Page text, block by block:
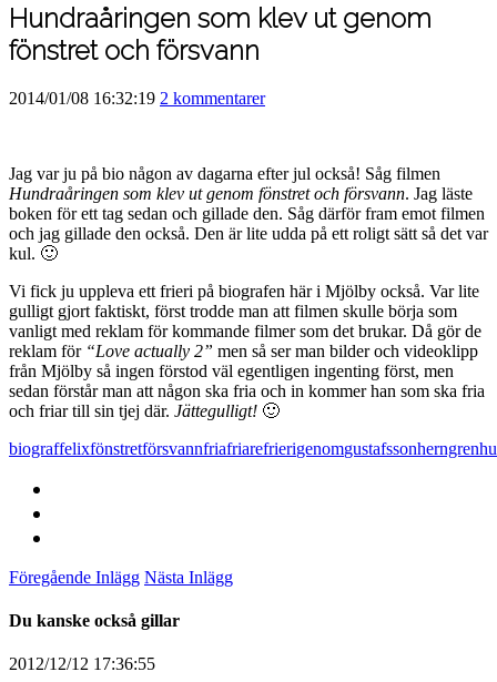
Hundraåringen som klev ut genom
fönstret och försvann
2014/01/08 16:32:19 2 kommentarer
Jag var ju på bio någon av dagarna efter jul också! Såg filmen
Hundraåringen som klev ut genom fönstret och försvann. Jag läste
boken för ett tag sedan och gillade den. Såg därför fram emot filmen
och jag gillade den också. Den är lite udda på ett roligt sätt så det var
kul. 🙂
Vi fick ju uppleva ett frieri på biografen här i Mjölby också. Var lite
gulligt gjort faktiskt, först trodde man att filmen skulle börja som
vanligt med reklam för kommande filmer som det brukar. Då gör de
reklam för “Love actually 2” men så ser man bilder och videoklipp
från Mjölby så ingen förstod väl egentligen ingenting först, men
sedan förstår man att någon ska fria och in kommer han som ska fria
och friar till sin tjej där. Jättegulligt! 🙂
biograffelixfönstretförsvannfriafriarefrierigenomgustafssonherngren
Föregående Inlägg Nästa Inlägg
Du kanske också gillar
2012/12/12 17:36:55